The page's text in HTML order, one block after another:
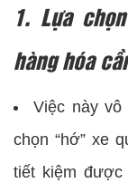
1. Lựa
hàng hóa
Việc này vô
chọn “hớ” xe
tiết kiệm